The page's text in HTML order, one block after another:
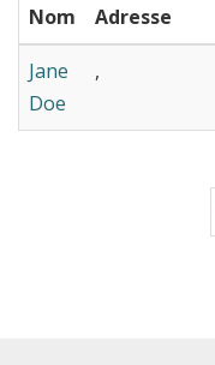
Nom Adresse
Jane
Doe
,